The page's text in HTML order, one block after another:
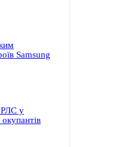
Samsung
РЛС у